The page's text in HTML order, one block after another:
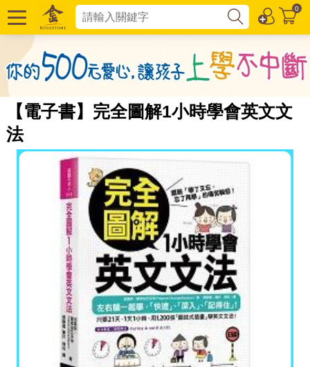
0
【電子書】完全圖解1小時學會英文文
法